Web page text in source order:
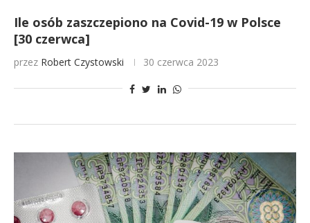
Ile osób zaszczepiono na Covid-19 w Polsce
[30 czerwca]
przez Robert Czystowski 30 czerwca 2023